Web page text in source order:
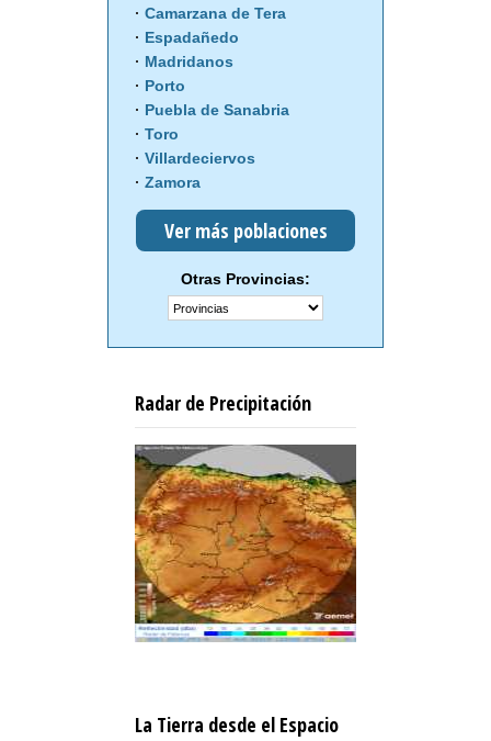
Camarzana de Tera
Espadañedo
Madridanos
Porto
Puebla de Sanabria
Toro
Villardeciervos
Zamora
Ver más poblaciones
Otras Provincias:
Radar de Precipitación
La Tierra desde el Espacio